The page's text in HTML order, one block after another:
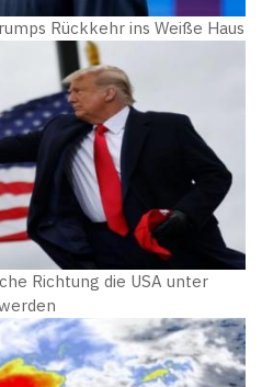
Rückkehr ins Weiße Haus
Richtung die USA unter